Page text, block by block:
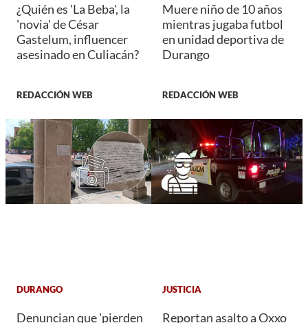
¿Quién es 'La Beba', la
'novia' de César
Gastelum, influencer
asesinado en Culiacán?
REDACCIÓN WEB
Muere niño de 10 años
mientras jugaba futbol
en unidad deportiva de
Durango
REDACCIÓN WEB
DURANGO
Denuncian que 'pierden
JUSTICIA
Reportan asalto a Oxxo